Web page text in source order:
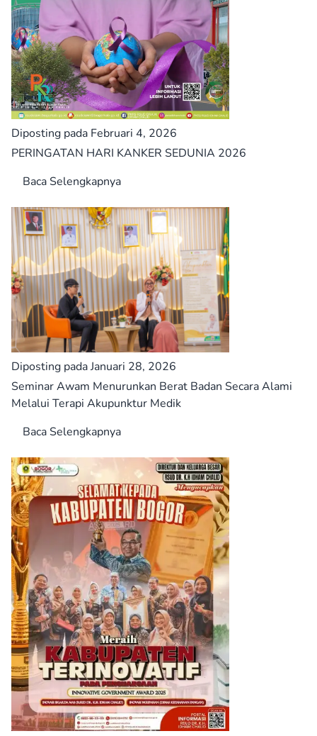
Diposting pada Februari 4, 2026
PERINGATAN HARI KANKER SEDUNIA 2026
Baca Selengkapnya
Diposting pada Januari 28, 2026
Seminar Awam Menurunkan Berat Badan Secara Alami
Melalui Terapi Akupunktur Medik
Baca Selengkapnya